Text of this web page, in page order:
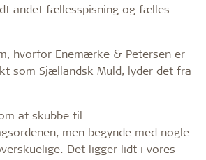
andet fællesspisning og fælles
hvorfor Enemærke & Petersen er
som Sjællandsk Muld, lyder det fra
at skubbe til
men begynde med nogle
Det ligger lidt i vores